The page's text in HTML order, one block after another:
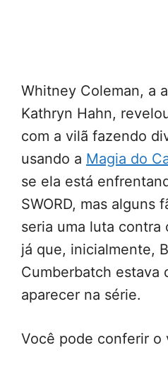
Whitney Coleman, a
Kathryn Hahn,
com a vilã fazendo
usando a Magia do
se ela está
SWORD, mas alguns
seria uma luta contra
já que, inicialmente,
Cumberbatch estava
aparecer na série.
Você pode conferir o